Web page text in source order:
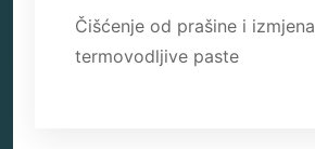
Čišćenje od prašine i izmjena
termovodljive paste